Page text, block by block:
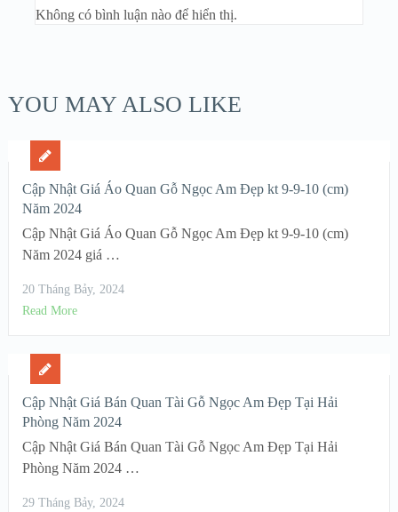
Không có bình luận nào để hiển thị.
YOU MAY ALSO LIKE
Cập Nhật Giá Áo Quan Gỗ Ngọc Am Đẹp kt 9-9-10 (cm)
Năm 2024
Cập Nhật Giá Áo Quan Gỗ Ngọc Am Đẹp kt 9-9-10 (cm)
Năm 2024 giá …
20 Tháng Bảy, 2024
Read More
Cập Nhật Giá Bán Quan Tài Gỗ Ngọc Am Đẹp Tại Hải
Phòng Năm 2024
Cập Nhật Giá Bán Quan Tài Gỗ Ngọc Am Đẹp Tại Hải
Phòng Năm 2024 …
29 Tháng Bảy, 2024